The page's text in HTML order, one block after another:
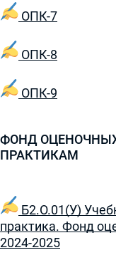
ОПК-7
ОПК-8
ОПК-9
ФОНД
ПРАКТИКАМ
Б2.О.01(У)
практика. Фонд
2024-2025